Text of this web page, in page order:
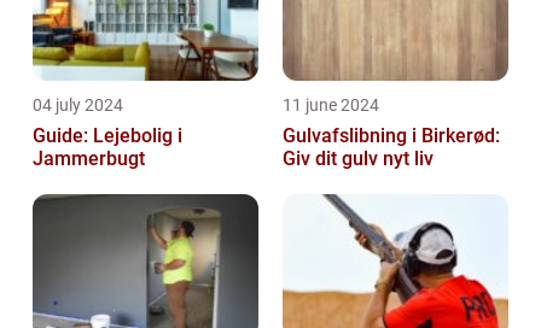
04 july 2024
Guide: Lejebolig i
Jammerbugt
11 june 2024
Gulvafslibning i Birkerød:
Giv dit gulv nyt liv